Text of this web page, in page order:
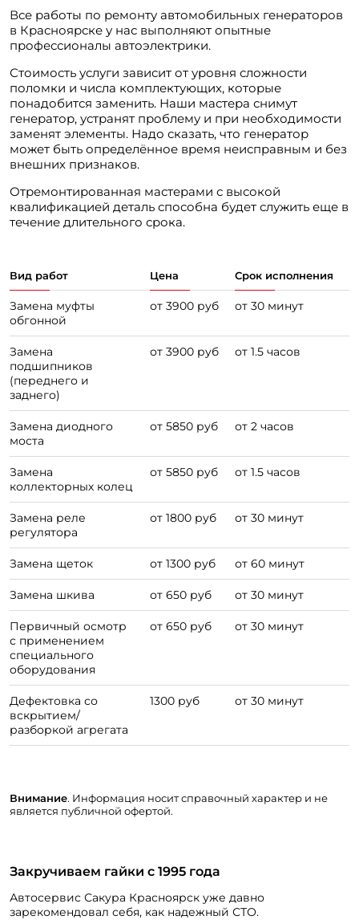
Все работы по ремонту автомобильных генераторов
в Красноярске у нас выполняют опытные
профессионалы автоэлектрики.
Стоимость услуги зависит от уровня сложности
поломки и числа комплектующих, которые
понадобится заменить. Наши мастера снимут
генератор, устранят проблему и при необходимости
заменят элементы. Надо сказать, что генератор
может быть определённое время неисправным и без
внешних признаков.
Отремонтированная мастерами с высокой
квалификацией деталь способна будет служить еще в
течение длительного срока.
Вид работ Цена Срок исполнения
Замена муфты
обгонной
от 3900 руб от 30 минут
Замена
подшипников
(переднего и
заднего)
от 3900 руб от 1.5 часов
Замена диодного
моста
от 5850 руб от 2 часов
Замена
коллекторных колец
от 5850 руб от 1.5 часов
Замена реле
регулятора
от 1800 руб от 30 минут
Замена щеток от 1300 руб от 60 минут
Замена шкива от 650 руб от 30 минут
Первичный осмотр
с применением
специального
оборудования
от 650 руб от 30 минут
Дефектовка со
вскрытием/
разборкой агрегата
1300 руб от 30 минут
Внимание. Информация носит справочный характер и не
является публичной офертой.
Закручиваем гайки с 1995 года
Автосервис Сакура Красноярск уже давно
зарекомендовал себя, как надежный СТО.